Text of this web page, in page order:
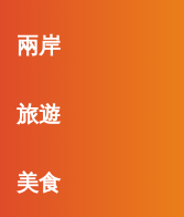
兩岸
旅遊
美食